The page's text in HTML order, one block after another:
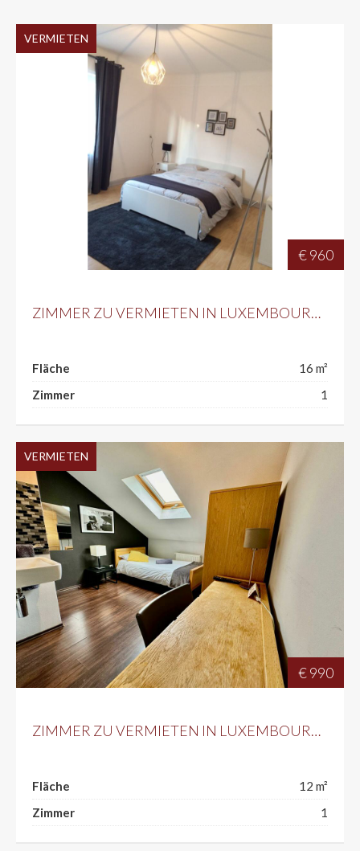
€ 960
VERMIETEN
ZIMMER ZU VERMIETEN IN LUXEMBOURG-BONNEVOIE
Fläche
16 m²
Zimmer
1
€ 990
VERMIETEN
ZIMMER ZU VERMIETEN IN LUXEMBOURG-BONNEVOIE
Fläche
12 m²
Zimmer
1